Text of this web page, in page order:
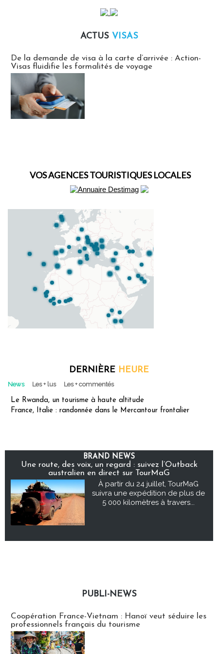
ACTUS VISAS
De la demande de visa à la carte d’arrivée : Action-
Visas fluidifie les formalités de voyage
VOS AGENCES TOURISTIQUES LOCALES
DERNIÈRE HEURE
News Les + lus Les + commentés
Le Rwanda, un tourisme à haute altitude
France, Italie : randonnée dans le Mercantour frontalier
BRAND NEWS
Une route, des voix, un regard : suivez l’Outback
australien en direct sur TourMaG
À partir du 24 juillet, TourMaG
suivra une expédition de plus de
5 000 kilomètres à travers...
PUBLI-NEWS
Coopération France-Vietnam : Hanoï veut séduire les
professionnels français du tourisme